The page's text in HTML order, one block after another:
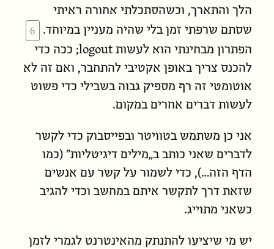
הלך והתארך, וכשהסתכלתי אחורה ראיתי
שסתם שרפתי זמן בלי שהיה מעניין במיוחד.
הפתרון מבחינתי הוא לעשות logout; ככה כדי
להכנס צריך באופן אקטיבי להתחבר, ואם זה לא
אוטומטי זה רף מספיק גבוה בשבילי כדי פשוט
לעשות דברים אחרים במקום.
אני כן משתמש בטוויטר ובפייסבוק כדי לקשר
לדברים שאני כותב ב„מילים דיגיטליות” (כמו
הדף הזה…), כדי לשמור על קשר עם אנשים
שזאת דרך לתקשר איתם במחשב וכדי להגיב
כשאני מתוייג.
יש מי שיציעו להתנתק מהאינטרנט לגמרי לזמן